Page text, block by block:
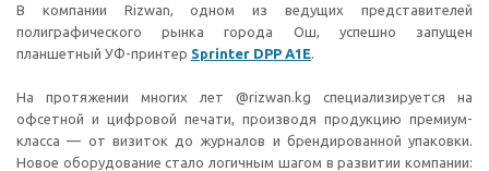
В компании Rizwan, одном из ведущих представителей
полиграфического рынка города Ош, успешно запущен
планшетный УФ-принтер Sprinter DPP A1E.
На протяжении многих лет @rizwan.kg специализируется на
офсетной и цифровой печати, производя продукцию премиум-
класса — от визиток до журналов и брендированной упаковки.
Новое оборудование стало логичным шагом в развитии компании: